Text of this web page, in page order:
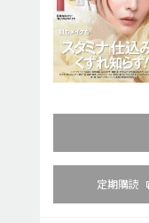
定期購読